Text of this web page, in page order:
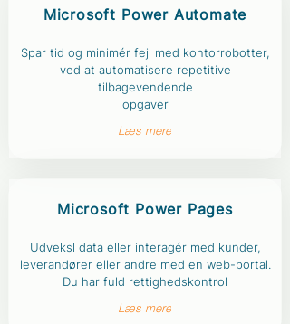
Microsoft Power Automate
Spar tid og minimér fejl med kontorrobotter,
ved at automatisere repetitive
tilbagevendende
opgaver
Læs mere
Microsoft Power Pages
Udveksl data eller interagér med kunder,
leverandører eller andre med en web-portal.
Du har fuld rettighedskontrol
Læs mere